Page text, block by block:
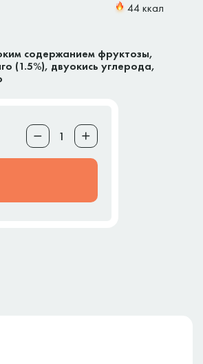
44 ккал
содержанием фруктозы,
(1.5%), двуокись углерода,